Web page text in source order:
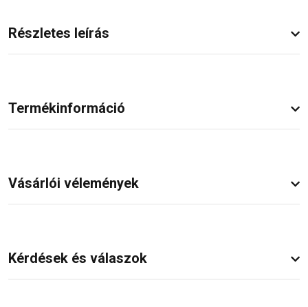
Részletes leírás
Termékinformáció
Vásárlói vélemények
Kérdések és válaszok